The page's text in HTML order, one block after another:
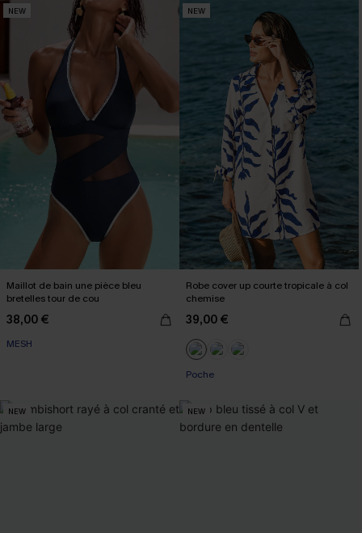
NEW
Maillot de bain une pièce bleu
bretelles tour de cou
38,00 €
MESH
NEW
Robe cover up courte tropicale à col
chemise
39,00 €
Poche
NEW NEW